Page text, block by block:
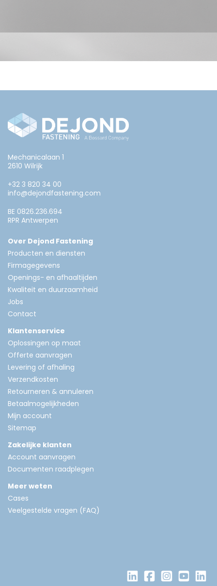
Mechanicalaan 1
2610 Wilrijk
+32 3 820 34 00
info@dejondfastening.com
BE 0826.236.694
RPR Antwerpen
Over Dejond Fastening
Producten en diensten
Firmagegevens
Openings- en afhaaltijden
Kwaliteit en duurzaamheid
Jobs
Contact
Klantenservice
Oplossingen op maat
Offerte aanvragen
Levering of afhaling
Verzendkosten
Retourneren & annuleren
Betaalmogelijkheden
Mijn account
Sitemap
Zakelijke klanten
Account aanvragen
Documenten raadplegen
Meer weten
Cases
Veelgestelde vragen (FAQ)